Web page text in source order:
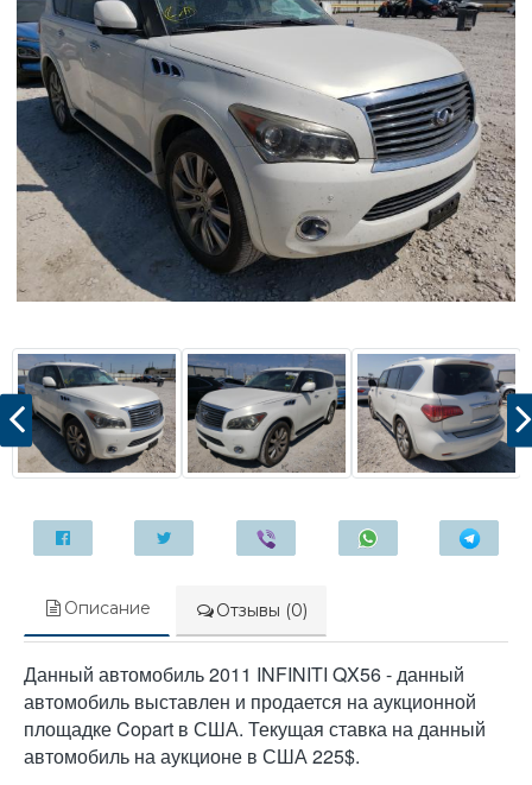
Описание Отзывы (0)
Данный автомобиль 2011 INFINITI QX56 - данный
автомобиль выставлен и продается на аукционной
площадке Copart в США. Текущая ставка на данный
автомобиль на аукционе в США 225$.